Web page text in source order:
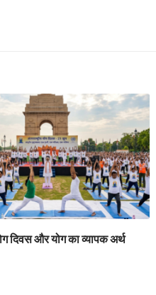
दिवस और योग का व्यापक अर्थ